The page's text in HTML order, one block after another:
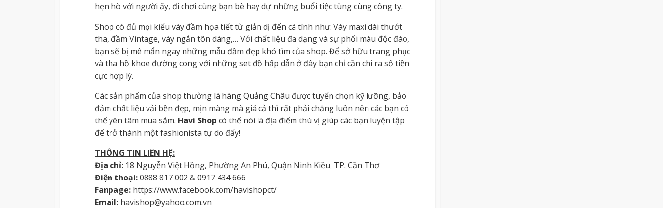
hẹn hò với người ấy, đi chơi cùng bạn bè hay dự những buổi tiệc tùng cùng công ty.
Shop có đủ mọi kiểu váy đầm họa tiết từ giản dị đến cá tính như: Váy maxi dài thướt
tha, đầm Vintage, váy ngắn tôn dáng,… Với chất liệu đa dạng và sự phối màu độc đáo,
bạn sẽ bị mê mẩn ngay những mẫu đầm đẹp khó tìm của shop. Để sở hữu trang phục
và tha hồ khoe đường cong với những set đồ hấp dẫn ở đây bạn chỉ cần chi ra số tiền
cực hợp lý.
Các sản phẩm của shop thường là hàng Quảng Châu được tuyển chọn kỹ lưỡng, bảo
đảm chất liệu vải bền đẹp, mịn màng mà giá cả thì rất phải chăng luôn nên các bạn có
thể yên tâm mua sắm. Havi Shop có thể nói là địa điểm thú vị giúp các bạn luyện tập
để trở thành một fashionista tự do đấy!
THÔNG TIN LIÊN HỆ:
Địa chỉ: 18 Nguyễn Việt Hồng, Phường An Phú, Quận Ninh Kiều, TP. Cần Thơ
Điện thoại:0888 817 002 & 0917 434 666
Fanpage: https://www.facebook.com/havishopct/
Email: havishop@yahoo.com.vn